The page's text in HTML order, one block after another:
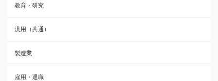
教育・研究
汎用（共通）
製造業
雇用・退職